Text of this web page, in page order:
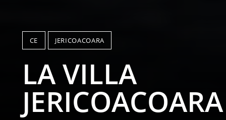
CE JERICOACOARA
LA VILLA
JERICOACOARA